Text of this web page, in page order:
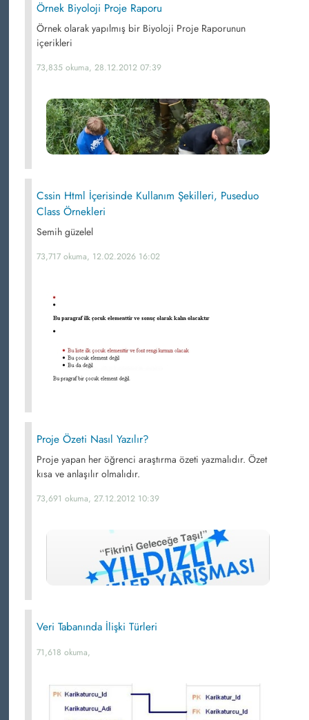
Örnek Biyoloji Proje Raporu
Örnek olarak yapılmış bir Biyoloji Proje Raporunun
içerikleri
73,835 okuma, 28.12.2012 07:39
Cssin Html İçerisinde Kullanım Şekilleri, Puseduo
Class Örnekleri
Semih güzelel
73,717 okuma, 12.02.2026 16:02
Proje Özeti Nasıl Yazılır?
Proje yapan her öğrenci araştırma özeti yazmalıdır. Özet
kısa ve anlaşılır olmalıdır.
73,691 okuma, 27.12.2012 10:39
Veri Tabanında İlişki Türleri
71,618 okuma,